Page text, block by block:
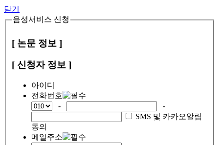
닫기
음성서비스 신청
[ 논문 정보 ]
[ 신청자 정보 ]
아이디
전화번호
-
-
SMS 및 카카오알림
동의
메일주소